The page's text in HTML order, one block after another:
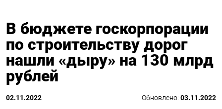
В бюджете госкорпорации
по строительству дорог
нашли «дыру» на 130 млрд
рублей
02.11.2022 Обновлено: 03.11.2022